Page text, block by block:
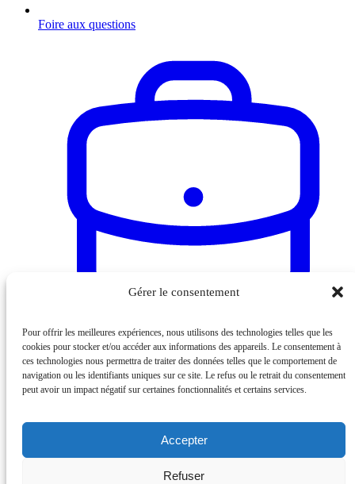
Gérer le consentement
Pour offrir les meilleures expériences, nous utilisons des technologies telles que les
cookies pour stocker et/ou accéder aux informations des appareils. Le consentement à
ces technologies nous permettra de traiter des données telles que le comportement de
navigation ou les identifiants uniques sur ce site. Le refus ou le retrait du consentement
peut avoir un impact négatif sur certaines fonctionnalités et certains services.
Accepter
Refuser
Foire aux questions
Devenir une marque VIPros